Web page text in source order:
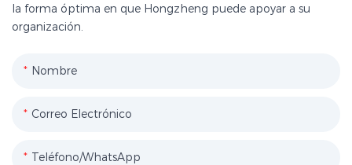
la forma óptima en que Hongzheng puede apoyar a su
organización.
Nombre
Correo Electrónico
Teléfono/WhatsApp